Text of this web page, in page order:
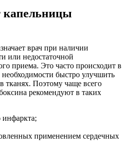
капельницы
врач при наличии
или недостаточной
приема. Это часто происходит в
быстро улучшить
тканях. Поэтому чаще всего
рекомендуют в таких
инфаркта;
применением сердечных